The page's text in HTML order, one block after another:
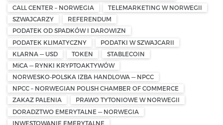
CALL CENTER – NORWEGIA
TELEMARKETING W NORWEGII
SZWAJCARZY
REFERENDUM
PODATEK OD SPADKÓW I DAROWIZN
PODATEK KLIMATYCZNY
PODATKI W SZWAJCARII
KLARNA — USD
TOKEN
STABLECOIN
MiCA — RYNKI KRYPTOAKTYWÓW
NORWESKO-POLSKA IZBA HANDLOWA — NPCC
NPCC – NORWEGIAN POLISH CHAMBER OF COMMERCE
ZAKAZ PALENIA
PRAWO TYTONIOWE W NORWEGII
DORADZTWO EMERYTALNE — NORWEGIA
INWESTOWANIE EMERYTALNE